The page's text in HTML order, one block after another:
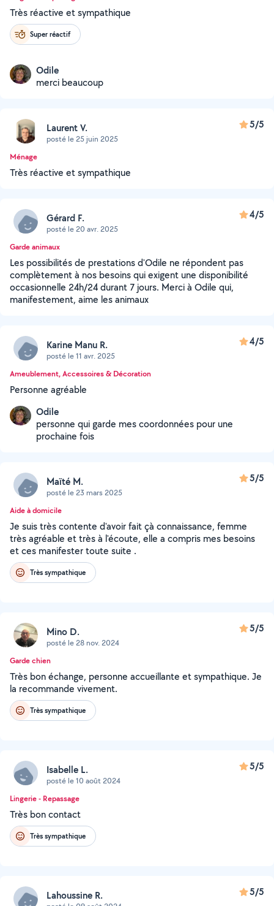
Très réactive et sympathique
Super réactif
Odile
merci beaucoup
Laurent V.
posté le 25 juin 2025
5/5
Ménage
Très réactive et sympathique
Gérard F.
posté le 20 avr. 2025
4/5
Garde animaux
Les possibilités de prestations d'Odile ne répondent pas
complètement à nos besoins qui exigent une disponibilité
occasionnelle 24h/24 durant 7 jours. Merci à Odile qui,
manifestement, aime les animaux
Karine Manu R.
posté le 11 avr. 2025
4/5
Ameublement, Accessoires & Décoration
Personne agréable
Odile
personne qui garde mes coordonnées pour une
prochaine fois
Maïté M.
posté le 23 mars 2025
5/5
Aide à domicile
Je suis très contente d'avoir fait çà connaissance, femme
très agréable et très à l'écoute, elle a compris mes besoins
et ces manifester toute suite .
Très sympathique
Mino D.
posté le 28 nov. 2024
5/5
Garde chien
Très bon échange, personne accueillante et sympathique. Je
la recommande vivement.
Très sympathique
Isabelle L.
posté le 10 août 2024
5/5
Lingerie - Repassage
Très bon contact
Très sympathique
Lahoussine R. 5/5